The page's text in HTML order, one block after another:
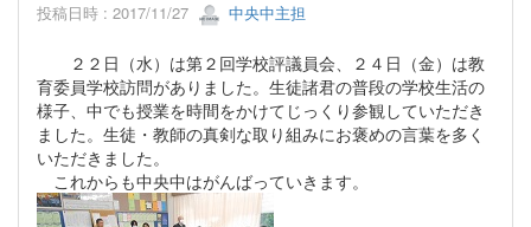
投稿日時 : 2017/11/27 中央中主担
２２日（水）は第２回学校評議員会、２４日（金）は教
育委員学校訪問がありました。生徒諸君の普段の学校生活の
様子、中でも授業を時間をかけてじっくり参観していただき
ました。生徒・教師の真剣な取り組みにお褒めの言葉を多く
いただきました。
これからも中央中はがんばっていきます。